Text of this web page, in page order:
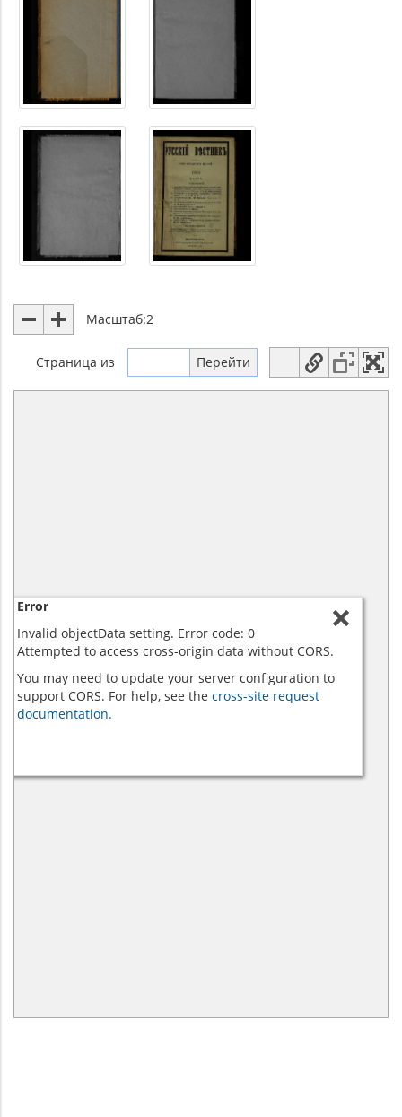
Масштаб:2
Страница из
Error
Invalid objectData setting. Error code: 0
Attempted to access cross-origin data without CORS.
You may need to update your server configuration to
support CORS. For help, see the cross-site request
documentation.